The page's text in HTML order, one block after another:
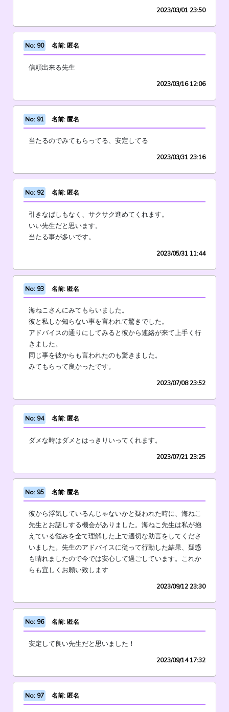
2023/03/01 23:50
No: 90 名前: 匿名
信頼出来る先生
2023/03/16 12:06
No: 91 名前: 匿名
当たるのでみてもらってる、安定してる
2023/03/31 23:16
No: 92 名前: 匿名
引きなばしもなく、サクサク進めてくれます。
いい先生だと思います。
当たる事が多いです。
2023/05/31 11:44
No: 93 名前: 匿名
海ねこさんにみてもらいました。
彼と私しか知らない事を言われて驚きでした。
アドバイスの通りにしてみると彼から連絡が来て上手く行
きました。
同じ事を彼からも言われたのも驚きました。
みてもらって良かったです。
2023/07/08 23:52
No: 94 名前: 匿名
ダメな時はダメとはっきりいってくれます。
2023/07/21 23:25
No: 95 名前: 匿名
彼から浮気しているんじゃないかと疑われた時に、海ねこ
先生とお話しする機会がありました。海ねこ先生は私が抱
えている悩みを全て理解した上で適切な助言をしてくださ
いました。先生のアドバイスに従って行動した結果、疑惑
も晴れましたので今では安心して過ごしています。これか
らも宜しくお願い致します
2023/09/12 23:30
No: 96 名前: 匿名
安定して良い先生だと思いました！
2023/09/14 17:32
No: 97 名前: 匿名